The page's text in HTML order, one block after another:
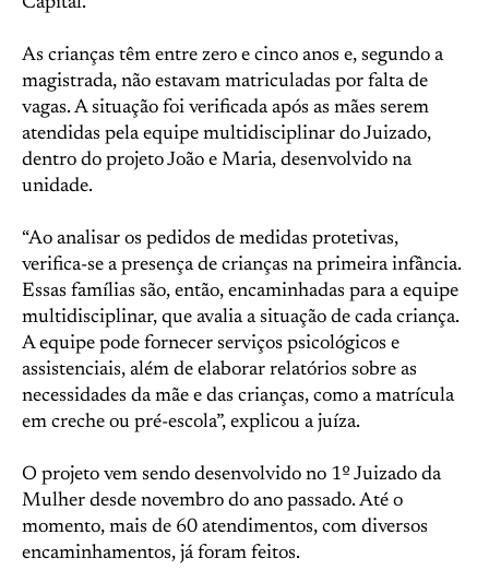
As crianças têm entre zero e cinco anos e, segundo a
magistrada, não estavam matriculadas por falta de
vagas. A situação foi verificada após as mães serem
atendidas pela equipe multidisciplinar do Juizado,
dentro do projeto João e Maria, desenvolvido na
unidade.
“Ao analisar os pedidos de medidas protetivas,
verifica-se a presença de crianças na primeira infância.
Essas famílias são, então, encaminhadas para a equipe
multidisciplinar, que avalia a situação de cada criança.
A equipe pode fornecer serviços psicológicos e
assistenciais, além de elaborar relatórios sobre as
necessidades da mãe e das crianças, como a matrícula
em creche ou pré-escola”, explicou a juíza.
O projeto vem sendo desenvolvido no 1º Juizado da
Mulher desde novembro do ano passado. Até o
momento, mais de 60 atendimentos, com diversos
encaminhamentos, já foram feitos.